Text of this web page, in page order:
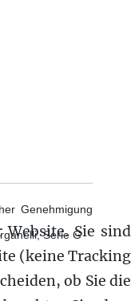
Genehmigung
Serie GSie sind
(keine Tracking
ob Sie die